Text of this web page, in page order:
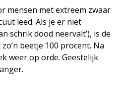
mensen met extreem zwaar
leed. Als je er niet
schrik dood neervalt’), is de
beetje 100 procent. Na
weer op orde. Geestelijk